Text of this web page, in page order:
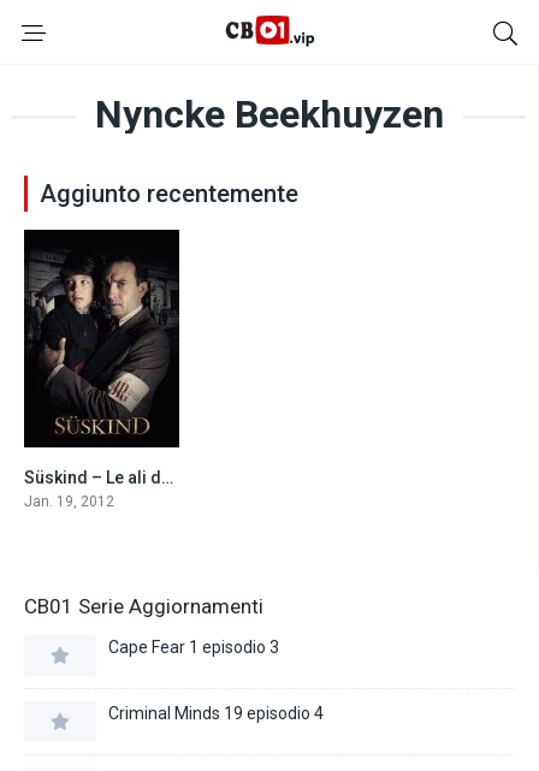
Nyncke Beekhuyzen
Aggiunto recentemente
6.9Süskind – Le ali dell’innocenza (2012)
Jan. 19, 2012
CB01 Serie Aggiornamenti
Cape Fear 1 episodio 3
Criminal Minds 19 episodio 4